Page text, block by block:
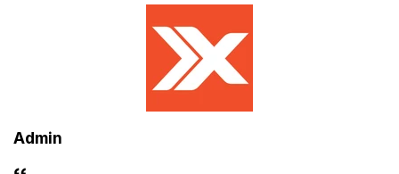
Admin